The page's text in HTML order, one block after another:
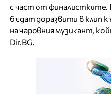
с част от
бъдат доразвити в клип
на чаровния музикант,
Dir.BG.